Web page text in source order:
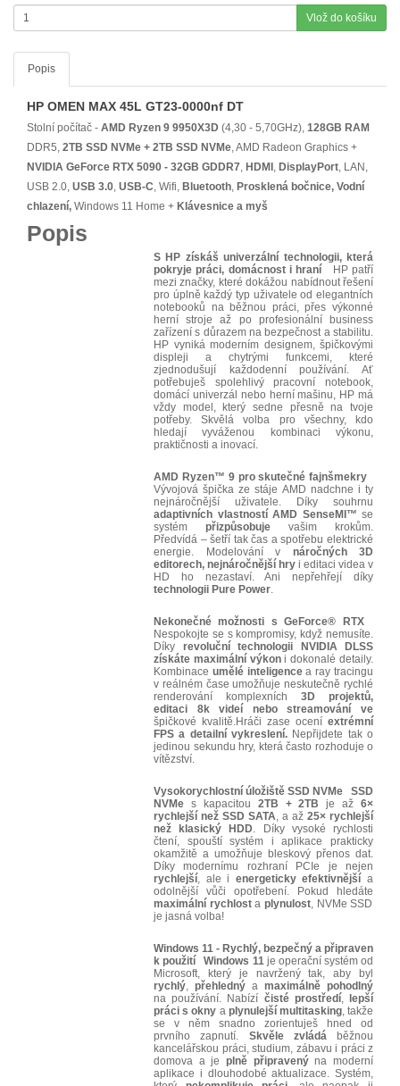
Vlož do košíku
Popis
HP OMEN MAX 45L GT23-0000nf DT
Stolní počítač - AMD Ryzen 9 9950X3D (4,30 - 5,70GHz), 128GB RAM
DDR5, 2TB SSD NVMe + 2TB SSD NVMe, AMD Radeon Graphics +
NVIDIA GeForce RTX 5090 - 32GB GDDR7, HDMI , DisplayPort, LAN,
USB 2.0, USB 3.0, USB-C, Wifi, Bluetooth, Prosklená bočnice, Vodní
chlazení, Windows 11 Home + Klávesnice a myš
Popis
S HP získáš univerzální technologii, která
pokryje práci, domácnost i hraní HP patří
mezi značky, které dokážou nabídnout řešení
pro úplně každý typ uživatele od elegantních
notebooků na běžnou práci, přes výkonné
herní stroje až po profesionální business
zařízení s důrazem na bezpečnost a stabilitu.
HP vyniká moderním designem, špičkovými
displeji a chytrými funkcemi, které
zjednodušují každodenní používání. Ať
potřebuješ spolehlivý pracovní notebook,
domácí univerzál nebo herní mašinu, HP má
vždy model, který sedne přesně na tvoje
potřeby. Skvělá volba pro všechny, kdo
hledají vyváženou kombinaci výkonu,
praktičnosti a inovací.
AMD Ryzen™ 9 pro skutečné fajnšmekry
Vývojová špička ze stáje AMD nadchne i ty
nejnáročnější uživatele. Díky souhrnu
adaptivních vlastností AMD SenseMI™ se
systém přizpůsobuje vašim krokům.
Předvídá – šetří tak čas a spotřebu elektrické
energie. Modelování v náročných 3D
editorech, nejnáročnější hry i editaci videa v
HD ho nezastaví. Ani nepřehřejí díky
technologii Pure Power.
Nekonečné možnosti s GeForce® RTX
Nespokojte se s kompromisy, když nemusíte.
Díky revoluční technologii NVIDIA DLSS
získáte maximální výkoni dokonalé detaily.
Kombinace umělé inteligencea ray tracingu
v reálném čase umožňuje neskutečně rychlé
renderování komplexních 3D projektů,
editaci 8k videí nebo streamování ve
špičkové kvalitě.Hráči zase ocení extrémní
FPS a detailní vykreslení. Nepřijdete tak o
jedinou sekundu hry, která často rozhoduje o
vítězství.
Vysokorychlostní úložiště SSD NVMe
SSD
NVMe s kapacitou 2TB + 2TB je až 6×
rychlejší než SSD SATA, a až 25× rychlejší
než klasický HDD. Díky vysoké rychlosti
čtení, spouští systém i aplikace prakticky
okamžitě a umožňuje bleskový přenos dat.
Díky modernímu rozhraní PCIe je nejen
rychlejší, ale i energeticky efektivnější a
odolnější vůči opotřebení. Pokud hledáte
maximální rychlostaplynulost, NVMe SSD
je jasná volba!
Windows 11 - Rychlý, bezpečný a připraven
k použití
Windows 11je operační systém od
Microsoft, který je navržený tak, aby byl
rychlý, přehledný a maximálně pohodlný
na používání. Nabízí čisté prostředí,
lepší
práci s okny a plynulejší multitasking, takže
se v něm snadno zorientuješ hned od
prvního zapnutí. Skvěle zvládáběžnou
kancelářskou práci, studium, zábavu i práci z
domova a je plně připravenýna moderní
aplikace i dlouhodobé aktualizace. Systém,